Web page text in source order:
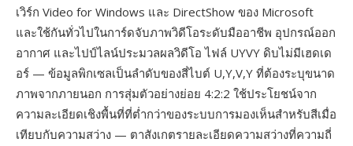
เวิร์ก Video for Windows และ DirectShow ของ Microsoft
และใช้กันทั่วไปในการ์ดจับภาพวิดีโอระดับมืออาชีพ อุปกรณ์ออก
อากาศ และไปป์ไลน์ประมวลผลวิดีโอ ไฟล์ UYVY ดิบไม่มีเฮดเด
อร์ — ข้อมูลพิกเซลเป็นลำดับของสี่ไบต์ U,Y,V,Y ที่ต้องระบุขนาด
ภาพจากภายนอก การสุ่มตัวอย่างย่อย 4:2:2 ใช้ประโยชน์จาก
ความละเอียดเชิงพื้นที่ที่ต่ำกว่าของระบบการมองเห็นสำหรับสีเมื่อ
เทียบกับความสว่าง — ตาสังเกตรายละเอียดความสว่างที่ความถี่